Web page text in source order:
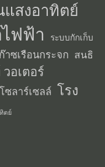
แสงอาทิตย์
ฟฟ้า
ระบบกักเก็บ
ซเรือนกระจก สนธิ
อเตอร์
โซลาร์เซลล์ โรง
ตย์